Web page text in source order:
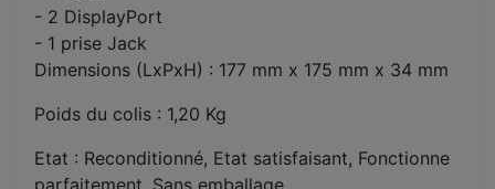
- 2 DisplayPort
- 1 prise Jack
Dimensions (LxPxH) : 177 mm x 175 mm x 34 mm
Poids du colis : 1,20 Kg
Etat : Reconditionné, Etat satisfaisant, Fonctionne